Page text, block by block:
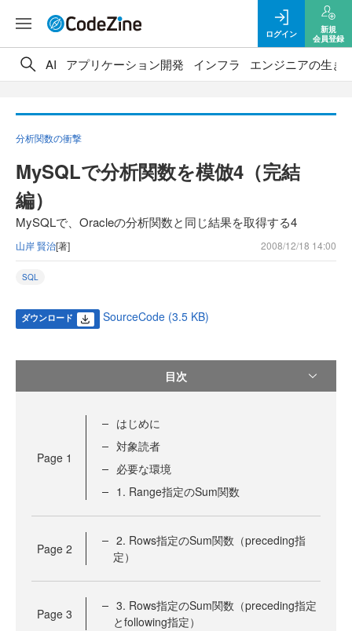
ログイン
新規
会員登録
AI アプリケーション開発 インフラ エンジニアの生き
分析関数の衝撃
MySQLで分析関数を模倣4（完結
編）
MySQLで、Oracleの分析関数と同じ結果を取得する4
山岸 賢治[著] 2008/12/18 14:00
SQL
ダウンロード SourceCode (3.5 KB)
目次
Page 1
はじめに
対象読者
必要な環境
1. Range指定のSum関数
Page 2
2. Rows指定のSum関数（preceding指
定）
Page 3
3. Rows指定のSum関数（preceding指定
とfollowing指定）